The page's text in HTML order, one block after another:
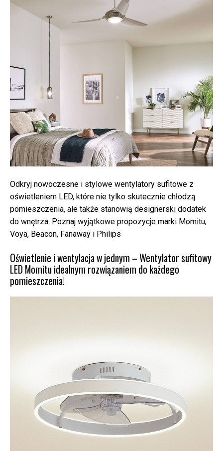
Odkryj nowoczesne i stylowe wentylatory sufitowe z
oświetleniem LED, które nie tylko skutecznie chłodzą
pomieszczenia, ale także stanowią designerski dodatek
do wnętrza. Poznaj wyjątkowe propozycje marki Momitu,
Voya, Beacon, Fanaway i Philips
Oświetlenie i wentylacja w jednym – Wentylator sufitowy
LED Momitu idealnym rozwiązaniem do każdego
pomieszczenia!